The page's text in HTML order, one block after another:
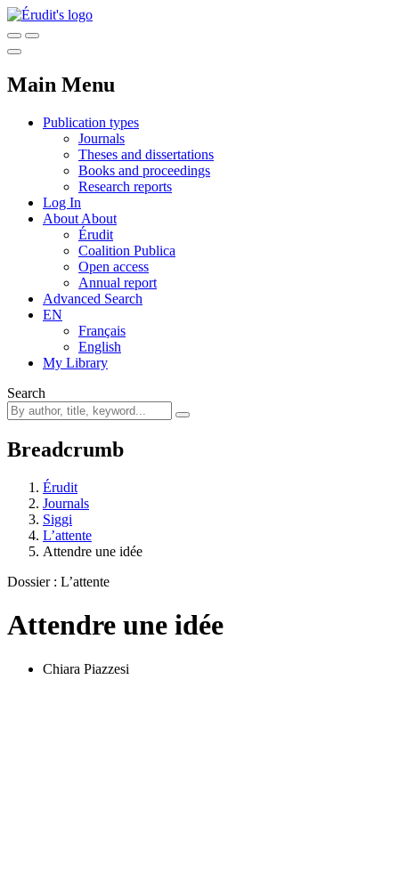
Main Menu
Publication types
Journals
Theses and dissertations
Books and proceedings
Research reports
Log In
About About
Érudit
Coalition Publica
Open access
Annual report
Advanced Search
EN
Français
English
My Library
Search
Breadcrumb
Érudit
Journals
Siggi
L’attente
Attendre une idée
Dossier : L’attente
Attendre une idée
Chiara Piazzesi